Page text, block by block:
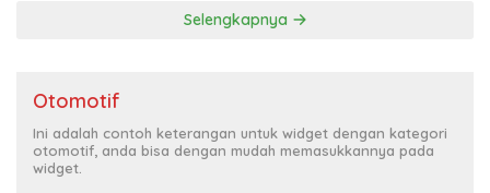
Selengkapnya
Otomotif
Ini adalah contoh keterangan untuk widget dengan kategori
otomotif, anda bisa dengan mudah memasukkannya pada
widget.